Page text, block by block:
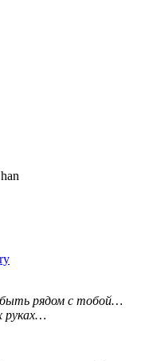
быть рядом с тобой…
руках…